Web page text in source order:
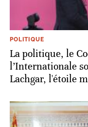
POLITIQUE
La politique, le
l’Internationale
Lachgar, l'étoile